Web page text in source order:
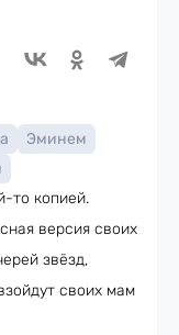
Эминем
то копией.
версия своих
звёзд,
своих мам